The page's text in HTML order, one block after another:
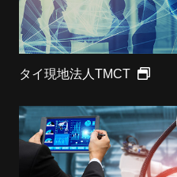
タイ現地法人TMCT